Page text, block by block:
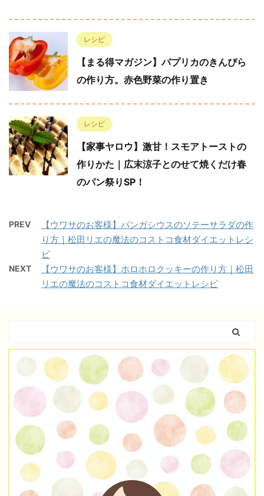
レシピ
【まる得マガジン】パプリカのきんぴら
の作り方。赤色野菜の作り置き
レシピ
【家事ヤロウ】激甘！スモアトーストの
作りかた｜広末涼子とのせて焼くだけ春
のパン祭りSP！
PREV
【ウワサのお客様】パンガシウスのソテーサラダの作
り方｜松田リエの魔法のコストコ食材ダイエットレシ
ピ
NEXT
【ウワサのお客様】ホロホロクッキーの作り方｜松田
リエの魔法のコストコ食材ダイエットレシピ